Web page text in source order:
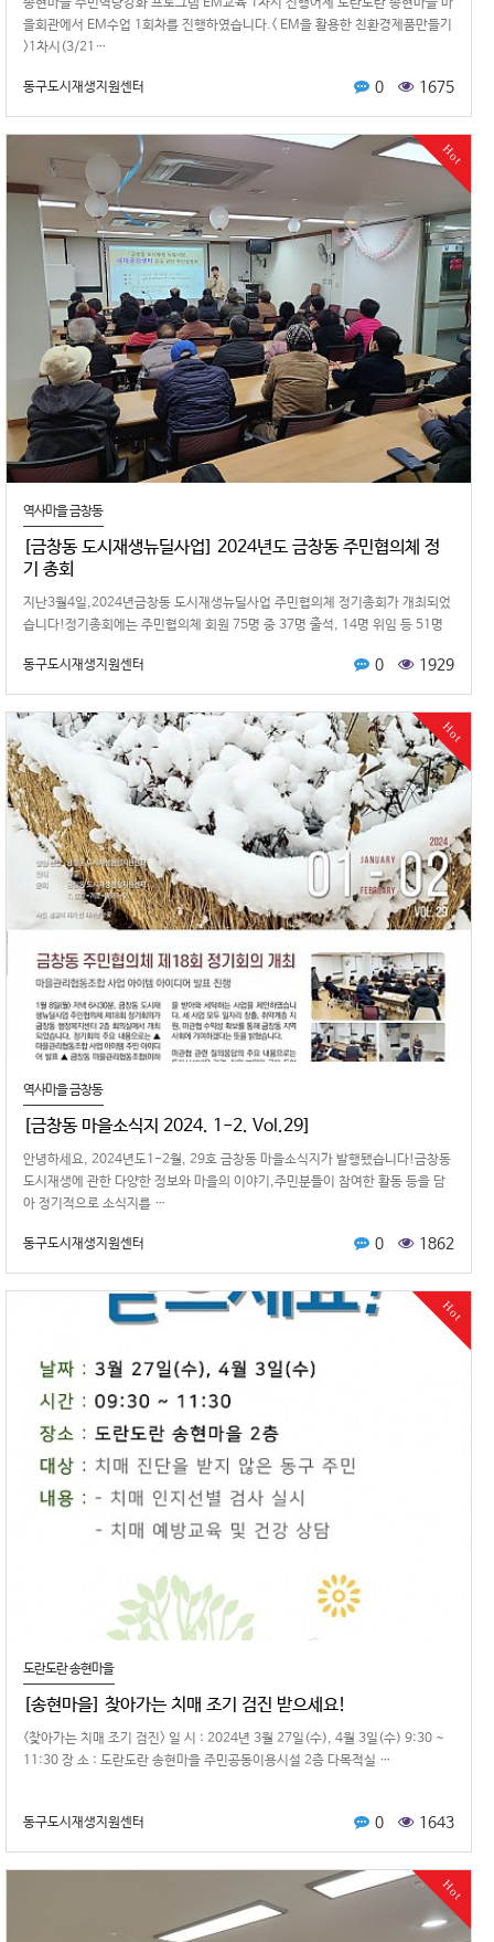
을회관에서 EM수업 1회차를 진행하였습니다.< EM을 활용한 친환경제품만들기
>1차시(3/21…
동구도시재생지원센터 0 1675
Hot
역사마을 금창동
[금창동 도시재생뉴딜사업] 2024년도 금창동 주민협의체 정
기 총회
지난3월4일,2024년금창동 도시재생뉴딜사업 주민협의체 정기총회가 개최되었
습니다!정기총회에는 주민협의체 회원 75명 중 37명 출석, 14명 위임 등 51명
동구도시재생지원센터
0 1929
Hot
역사마을 금창동
[금창동 마을소식지 2024. 1-2. Vol.29]
안녕하세요, 2024년도1-2월, 29호 금창동 마을소식지가 발행됐습니다!금창동
도시재생에 관한 다양한 정보와 마을의 이야기,주민분들이 참여한 활동 등을 담
아 정기적으로 소식지를 …
동구도시재생지원센터 0 1862
Hot
도란도란 송현마을
[송현마을] 찾아가는 치매 조기 검진 받으세요!
<찾아가는 치매 조기 검진> 일 시 : 2024년 3월 27일(수), 4월 3일(수) 9:30 ~
11:30 장 소 : 도란도란 송현마을 주민공동이용시설 2층 다목적실 …
동구도시재생지원센터 0 1643
Hot